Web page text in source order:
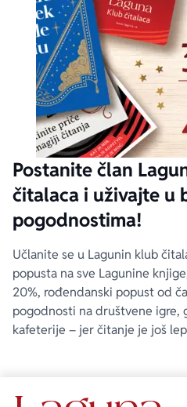
Postanite član
čitalaca i uživajte u
pogodnostima!
Učlanite se u Lagunin klub
popusta na sve Lagunine
20%, rođendanski popust od
pogodnosti na društvene igre,
kafeterije – jer čitanje je još